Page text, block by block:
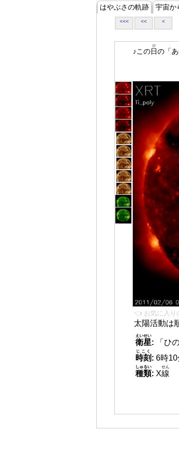
はやぶさの軌跡 宇宙か
<<< << <
♪この日
ひ
の「あ
👈 お気に入り
太陽活動は
衛星
えいせい
:
「ひ
時刻
じこく
: 6時10
種類
しゅるい
: X線
せん